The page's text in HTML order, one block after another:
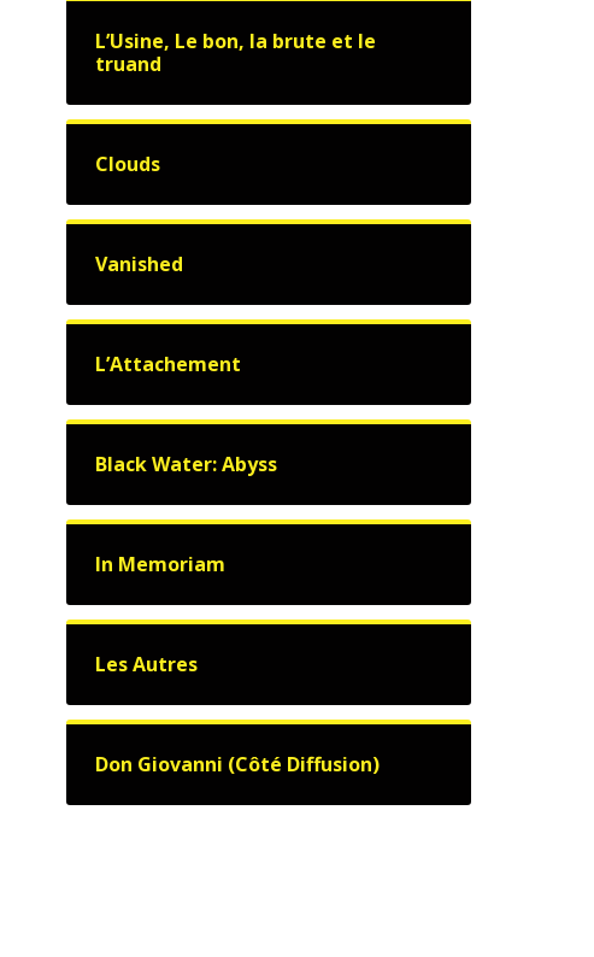
L’Usine, Le bon, la brute et le
truand
Clouds
Vanished
L’Attachement
Black Water: Abyss
In Memoriam
Les Autres
Don Giovanni (Côté Diffusion)